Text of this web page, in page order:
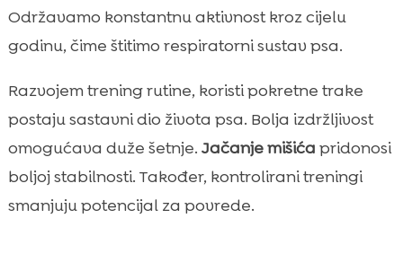
Održavamo konstantnu aktivnost kroz cijelu
godinu, čime štitimo respiratorni sustav psa.
Razvojem trening rutine, koristi pokretne trake
postaju sastavni dio života psa. Bolja izdržljivost
omogućava duže šetnje. Jačanje mišića pridonosi
boljoj stabilnosti. Također, kontrolirani treningi
smanjuju potencijal za povrede.